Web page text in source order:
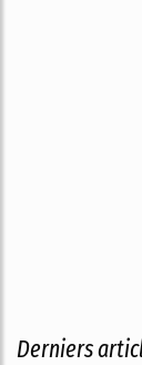
Derniers